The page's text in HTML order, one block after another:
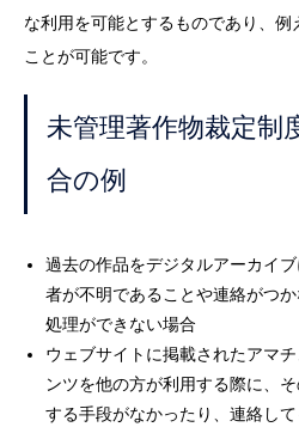
な利用を可能とするものであり、
ことが可能です。
未管理著作物裁定制
合の例
過去の作品をデジタルアーカイ
者が不明であることや連絡がつ
処理ができない場合
ウェブサイトに掲載されたアマ
ンツを他の方が利用する際に、
する手段がなかったり、連絡し